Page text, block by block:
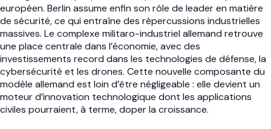
européen. Berlin assume enfin son rôle de leader en matière
de sécurité, ce qui entraîne des répercussions industrielles
massives. Le complexe militaro-industriel allemand retrouve
une place centrale dans l’économie, avec des
investissements record dans les technologies de défense, la
cybersécurité et les drones. Cette nouvelle composante du
modèle allemand est loin d’être négligeable : elle devient un
moteur d’innovation technologique dont les applications
civiles pourraient, à terme, doper la croissance.